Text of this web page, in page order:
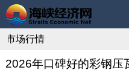
市场行情
2026年口碑好的彩钢压